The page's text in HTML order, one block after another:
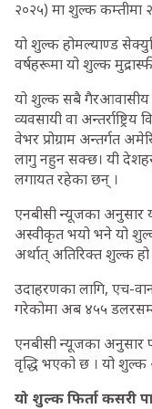
२०२५) मा शुल्क कम्तीमा
यो शुल्क होमल्याण्ड
वर्षहरूमा यो शुल्क
यो शुल्क सबै गैरआवासीय
व्यवसायी वा
वेभर प्रोग्राम अन्तर्गत
लागु नहुन सक्छ। यी
लगायत रहेका छन् ।
एनबीसी न्यूजका अनुसार
अस्वीकृत भयो भने यो
अर्थात् अतिरिक्त शुल्क हो
उदाहरणका लागि, एच-
गरेकोमा अब ४५५ डलरसम्म
एनबीसी न्यूजका अनुसार
वृद्धि भएको छ । यो
यो शुल्क फिर्ता कसरी